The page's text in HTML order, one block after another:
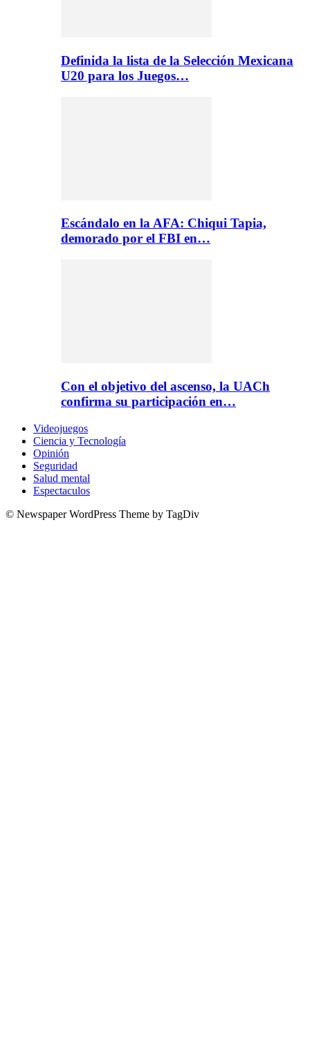
Definida la lista de la Selección Mexicana
U20 para los Juegos…
Escándalo en la AFA: Chiqui Tapia,
demorado por el FBI en…
Con el objetivo del ascenso, la UACh
confirma su participación en…
Videojuegos
Ciencia y Tecnología
Opinión
Seguridad
Salud mental
Espectaculos
© Newspaper WordPress Theme by TagDiv